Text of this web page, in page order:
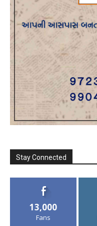
Stay Connected
13,000
Fans